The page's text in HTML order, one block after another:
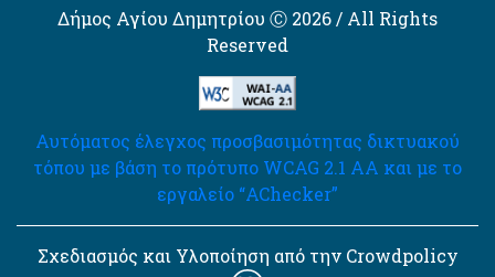
Δήμος Αγίου Δημητρίου Ⓒ 2026 / All Rights
Reserved
Αυτόματος έλεγχος προσβασιμότητας δικτυακού
τόπου με βάση το πρότυπο WCAG 2.1 AA και με το
εργαλείο “AChecker”
Σχεδιασμός και Υλοποίηση από την Crowdpolicy